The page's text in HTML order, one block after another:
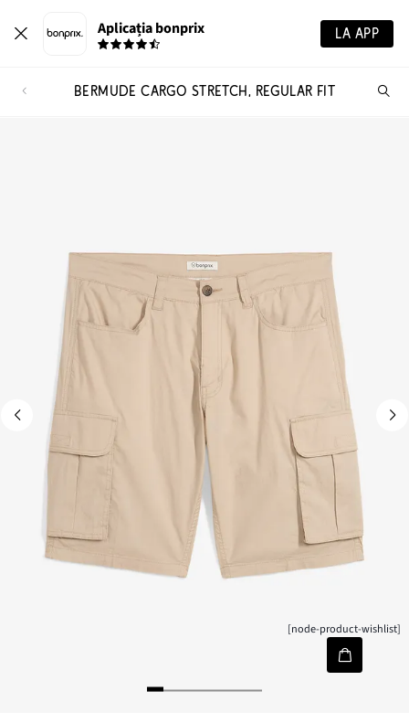
Aplicația bonprix LA APP
BERMUDE CARGO STRETCH, REGULAR FIT
[node-product-wishlist]